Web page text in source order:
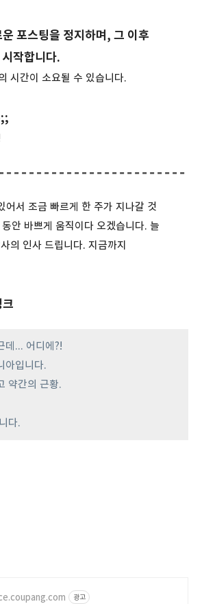
포스팅을 정지하며, 그 이후
작합니다.
시간이 소요될 수 있습니다.
어서 조금 빠르게 한 주가 지나갈 것
안 바쁘게 움직이다 오겠습니다. 늘
의 인사 드립니다. 지금까지
데... 어디에?!
아입니다.
약간의 근황.
다.
광고